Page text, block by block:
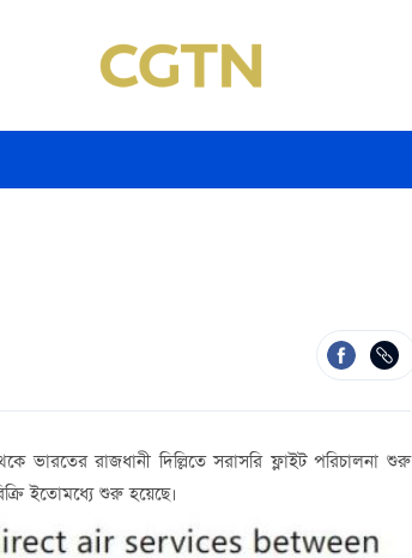
ভারতের রাজধানী দিল্লিতে সরাসরি ফ্লাইট পরিচালনা শুরু
ইতোমধ্যে শুরু হয়েছে।